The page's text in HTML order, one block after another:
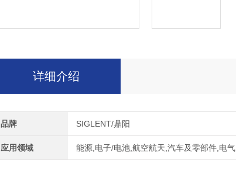
详细介绍
品牌 SIGLENT/鼎阳
应用领域 能源,电子/电池,航空航天,汽车及零部件,电气